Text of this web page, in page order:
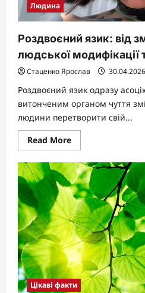
Людина
Роздвоєний язик: від
людської модифікації
Стаценко Ярослав 30.04.2026
Роздвоєний язик одразу
витонченим органом чуття
людини перетворити свій...
Read MoreRead
more
Роздвоєний
язик:
від
зміїного
нюху
до
людської
модифікації
тіла
Цікаві факти